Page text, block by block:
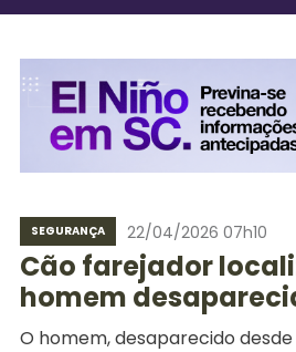
SEGURANÇA 22/04/2026 07h10
Cão farejador
homem
O homem, desaparecido desde